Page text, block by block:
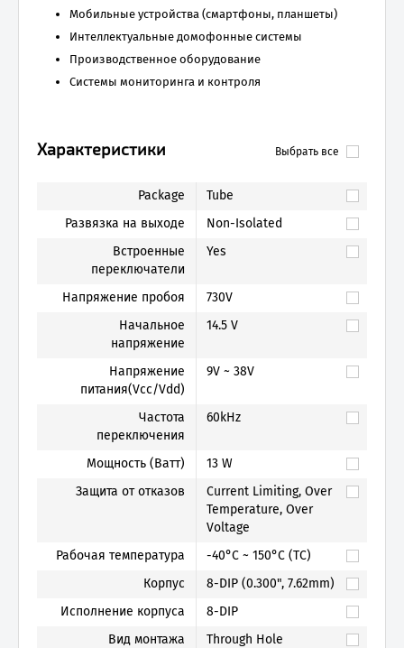
Выбрать все
Характеристики
Package
Tube
Развязка на выходе
Non-Isolated
Встроенные
переключатели
Yes
Напряжение пробоя
730V
Начальное
напряжение
14.5 V
Напряжение
питания(Vcc/Vdd)
9V ~ 38V
Частота
переключения
60kHz
Мощность (Ватт)
13 W
Защита от отказов
Current Limiting, Over
Temperature, Over
Voltage
Рабочая температура
-40°C ~ 150°C (TC)
Корпус
8-DIP (0.300", 7.62mm)
Исполнение корпуса
8-DIP
Вид монтажа
Through Hole
Мобильные устройства (смартфоны, планшеты)
Интеллектуальные домофонные системы
Производственное оборудование
Системы мониторинга и контроля